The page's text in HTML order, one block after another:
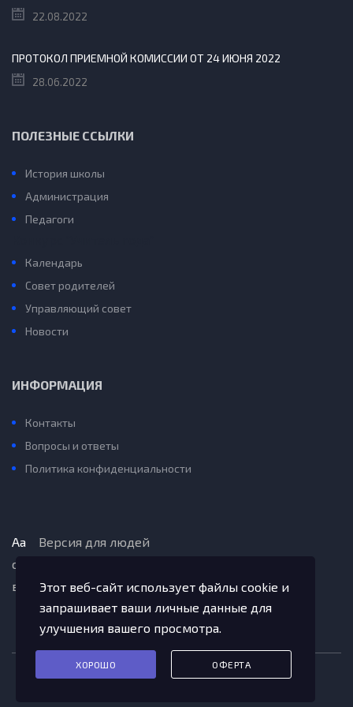
22.08.2022
ПРОТОКОЛ ПРИЕМНОЙ КОМИССИИ ОТ 24 ИЮНЯ 2022
28.06.2022
ПОЛЕЗНЫЕ ССЫЛКИ
История школы
Администрация
Педагоги
Календарь
Совет родителей
Управляющий совет
Новости
ИНФОРМАЦИЯ
Контакты
Вопросы и ответы
Политика конфиденциальности
Aa Версия для людей
с ограниченными
возможностями
Этот веб-сайт использует файлы cookie и
запрашивает ваши личные данные для
улучшения вашего просмотра.
ХОРОШО ОФЕРТА